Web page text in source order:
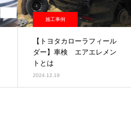
施工事例
【トヨタカローラフィール
ダー】車検 エアエレメン
トとは
2024.12.19